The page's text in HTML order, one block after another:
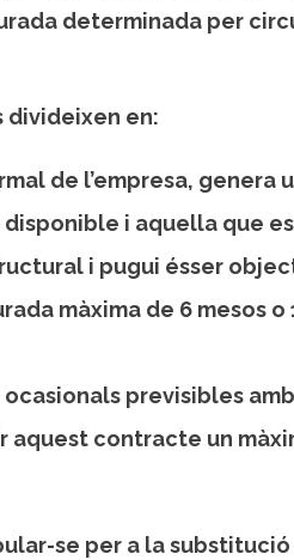
determinada per
divideixen en:
de l’empresa, genera
i aquella que
i pugui ésser
màxima de 6 mesos o
previsibles
contracte un
se per a la substitució